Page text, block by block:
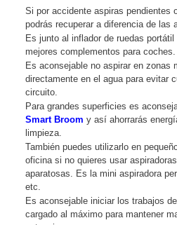
Si por accidente aspiras pendientes
podrás recuperar a diferencia de las
Es junto al inflador de ruedas portátil
mejores complementos para coches.
Es aconsejable no aspirar en zonas
directamente en el agua para evitar
circuito.
Para grandes superficies es
Smart Broom y así ahorrarás
limpieza.
También puedes utilizarlo en
oficina si no quieres usar
aparatosas. Es la mini aspiradora
etc.
Es aconsejable iniciar los trabajos
cargado al máximo para mantener